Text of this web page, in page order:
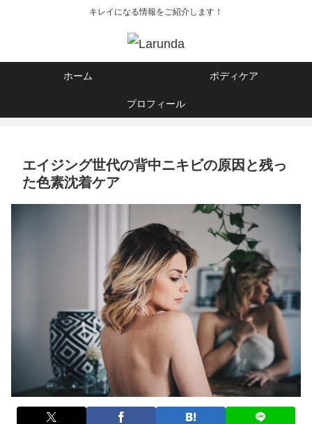
キレイになる情報をご紹介します！
ホーム ボディケア
プロフィール
エイジング世代の背中ニキビの原因と残っ
た色素沈着ケア